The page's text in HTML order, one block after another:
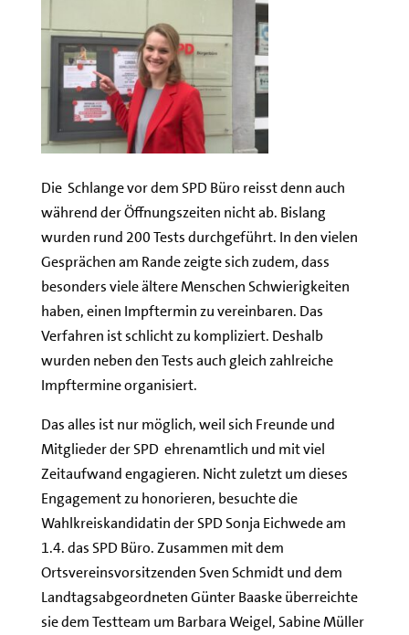
Die Schlange vor dem SPD Büro reisst denn auch
während der Öffnungszeiten nicht ab. Bislang
wurden rund 200 Tests durchgeführt. In den vielen
Gesprächen am Rande zeigte sich zudem, dass
besonders viele ältere Menschen Schwierigkeiten
haben, einen Impftermin zu vereinbaren. Das
Verfahren ist schlicht zu kompliziert. Deshalb
wurden neben den Tests auch gleich zahlreiche
Impftermine organisiert.
Das alles ist nur möglich, weil sich Freunde und
Mitglieder der SPD ehrenamtlich und mit viel
Zeitaufwand engagieren. Nicht zuletzt um dieses
Engagement zu honorieren, besuchte die
Wahlkreiskandidatin der SPD Sonja Eichwede am
1.4. das SPD Büro. Zusammen mit dem
Ortsvereinsvorsitzenden Sven Schmidt und dem
Landtagsabgeordneten Günter Baaske überreichte
sie dem Testteam um Barbara Weigel, Sabine Müller